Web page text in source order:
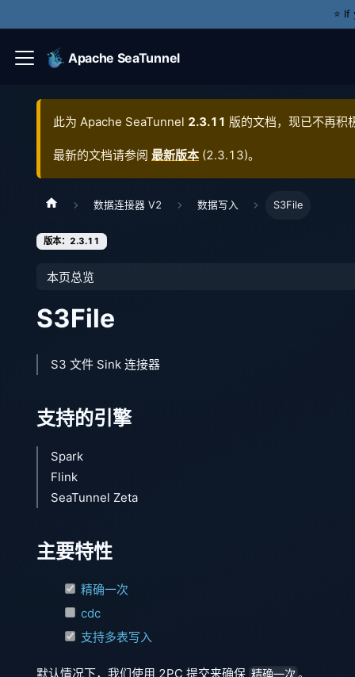
⭐️
Apache SeaTunnel
此为 Apache SeaTunnel 2.3.11 版的文档，现已不再积
最新的文档请参阅 最新版本 (2.3.13)。
数据连接器 V2 数据写入 S3File
版本：2.3.11
本页总览
S3File
S3 文件 Sink 连接器
支持的引擎
Spark
Flink
SeaTunnel Zeta
主要特性
精确一次
cdc
支持多表写入
默认情况下，我们使用 2PC 提交来确保 精确一次 。